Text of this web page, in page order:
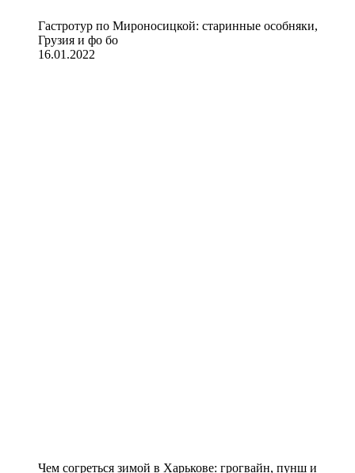
Гастротур по Мироносицкой: старинные особняки,
Грузия и фо бо
16.01.2022
Чем согреться зимой в Харькове: грогвайн, пунш и